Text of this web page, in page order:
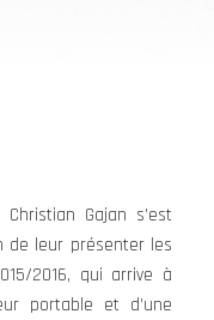
Gajan s’est
de leur présenter les
2016, qui arrive à
portable et d’une